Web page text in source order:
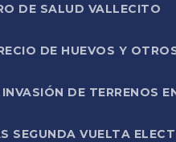
DE SALUD VALLECITO
DE HUEVOS Y
DE TERRENOS
SEGUNDA VUELTA